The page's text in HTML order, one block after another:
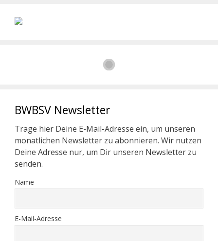
BWBSV Newsletter
Trage hier Deine E-Mail-Adresse ein, um unseren
monatlichen Newsletter zu abonnieren. Wir nutzen
Deine Adresse nur, um Dir unseren Newsletter zu
senden.
Name
E-Mail-Adresse